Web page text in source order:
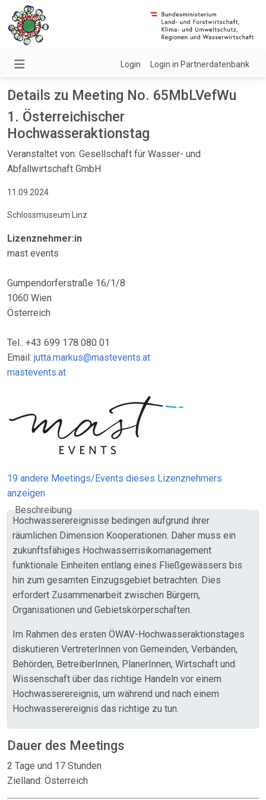
Login Login in Partnerdatenbank
Details zu Meeting No. 65MbLVefWu
1. Österreichischer
Hochwasseraktionstag
Veranstaltet von: Gesellschaft für Wasser- und
Abfallwirtschaft GmbH
11.09.2024
Schlossmuseum Linz
Lizenznehmer:in
mast events
Gumpendorferstraße 16/1/8
1060 Wien
Österreich
Tel.: +43 699 178 080 01
Email: jutta.markus@mastevents.at
mastevents.at
19 andere Meetings/Events dieses Lizenznehmers
anzeigen
Beschreibung
Hochwasserereignisse bedingen aufgrund ihrer
räumlichen Dimension Kooperationen. Daher muss ein
zukunftsfähiges Hochwasserrisikomanagement
funktionale Einheiten entlang eines Fließgewässers bis
hin zum gesamten Einzugsgebiet betrachten. Dies
erfordert Zusammenarbeit zwischen Bürgern,
Organisationen und Gebietskörperschaften.
Im Rahmen des ersten ÖWAV-Hochwasseraktionstages
diskutieren VertreterInnen von Gemeinden, Verbänden,
Behörden, BetreiberInnen, PlanerInnen, Wirtschaft und
Wissenschaft über das richtige Handeln vor einem
Hochwasserereignis, um während und nach einem
Hochwasserereignis das richtige zu tun.
Dauer des Meetings
2 Tage und 17 Stunden
Zielland: Österreich